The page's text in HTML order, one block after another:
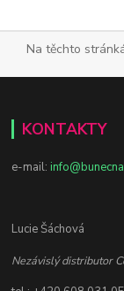
Na těchto
KONTAKTY
e-mail:
Lucie Šáchová
Nezávislý distributor